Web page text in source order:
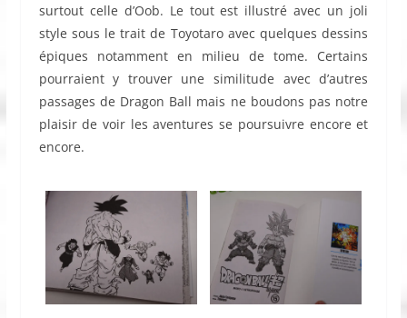
surtout celle d’Oob. Le tout est illustré avec un joli
style sous le trait de Toyotaro avec quelques dessins
épiques notamment en milieu de tome. Certains
pourraient y trouver une similitude avec d’autres
passages de Dragon Ball mais ne boudons pas notre
plaisir de voir les aventures se poursuivre encore et
encore.